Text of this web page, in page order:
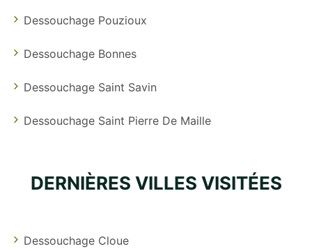
Dessouchage Pouzioux
Dessouchage Bonnes
Dessouchage Saint Savin
Dessouchage Saint Pierre De Maille
DERNIÈRES VILLES VISITÉES
Dessouchage Cloue